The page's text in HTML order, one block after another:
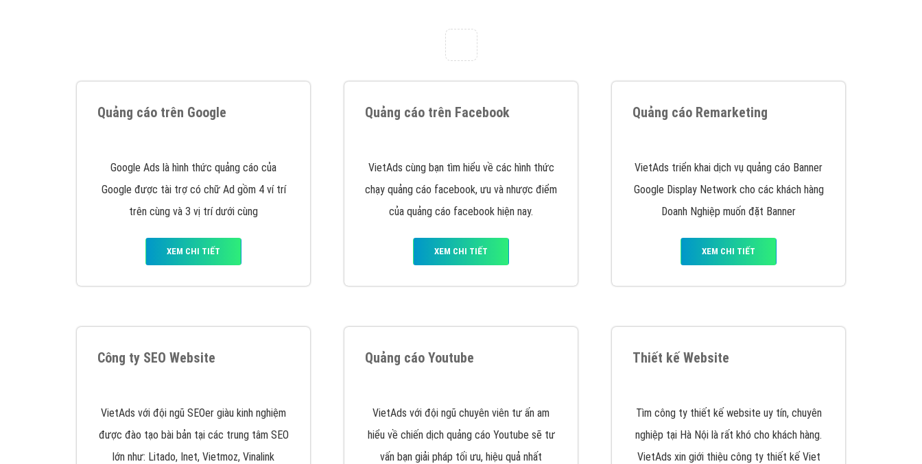
Nếu bạn đang cần quảng cáo, thiết kế web, phát triển Website cho doanh nghiệp mình
. Đừng chần chừ hãy nhấc máy lên và gọi ngay cho chúng tôi theo
Quảng cáo trên Google Quảng cáo trên Facebook Quảng cáo Remarketing